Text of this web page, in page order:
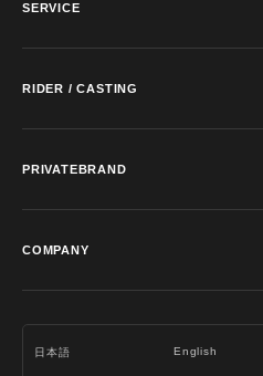
SERVICE
RIDER / CASTING
PRIVATEBRAND
COMPANY
日本語 English